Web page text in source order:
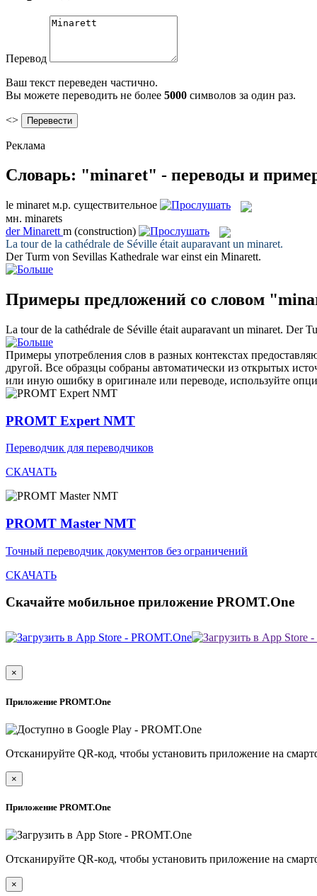
Перевод
Ваш текст переведен частично.
Вы можете переводить не более 5000 символов за один раз.
<>
Реклама
Словарь: "minaret" - переводы и
le minaret м.р. существительное
мн. minarets
derMinarett m (construction)
La tour de la cathédrale de Séville était auparavant un minaret.
Der Turm von Sevillas Kathedrale war einst ein Minarett.
Примеры предложений со словом
La tour de la cathédrale de Séville était auparavant un minaret. Der
Примеры употребления слов в разных контекстах
другой. Все образцы собраны автоматически из открытых
или иную ошибку в оригинале или переводе, используйте
PROMT Expert NMT
Переводчик для переводчиков
СКАЧАТЬ
PROMT Master NMT
Точный переводчик документов без ограничений
СКАЧАТЬ
Скачайте мобильное приложение PROMT.One
×
Приложение PROMT.One
Отсканируйте QR-код, чтобы установить приложение на
×
Приложение PROMT.One
Отсканируйте QR-код, чтобы установить приложение на
×